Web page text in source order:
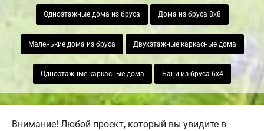
Одноэтажные дома из бруса Дома из бруса 8х8
Маленькие дома из бруса Двухэтажные каркасные дома
Одноэтажные каркасные дома Бани из бруса 6х4
Внимание! Любой проект, который вы увидите в